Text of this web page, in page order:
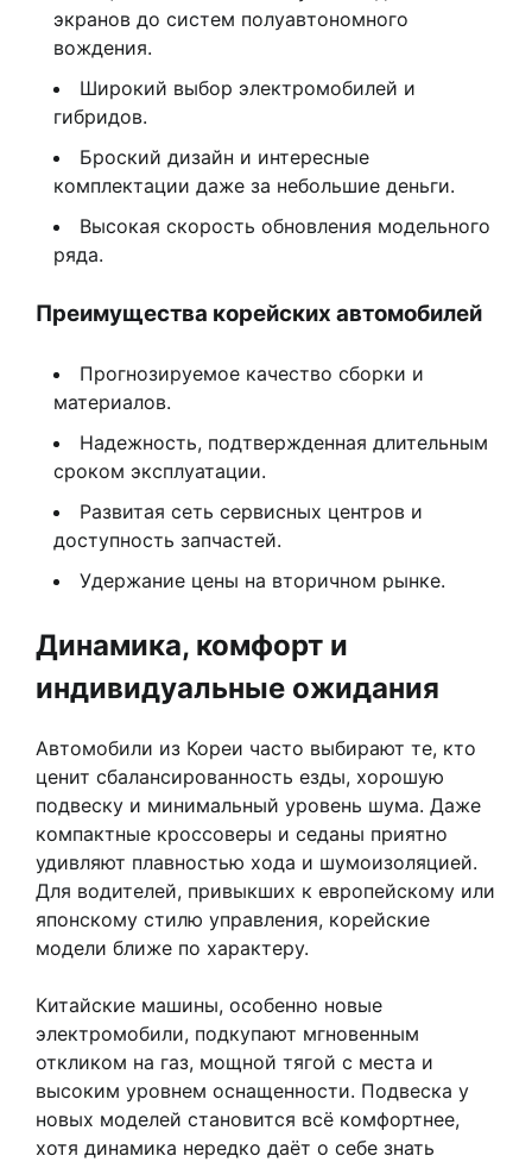
экранов до систем полуавтономного
вождения.
Широкий выбор электромобилей и
гибридов.
Броский дизайн и интересные
комплектации даже за небольшие деньги.
Высокая скорость обновления модельного
ряда.
Преимущества корейских автомобилей
Прогнозируемое качество сборки и
материалов.
Надежность, подтвержденная длительным
сроком эксплуатации.
Развитая сеть сервисных центров и
доступность запчастей.
Удержание цены на вторичном рынке.
Динамика, комфорт и
индивидуальные ожидания
Автомобили из Кореи часто выбирают те, кто
ценит сбалансированность езды, хорошую
подвеску и минимальный уровень шума. Даже
компактные кроссоверы и седаны приятно
удивляют плавностью хода и шумоизоляцией.
Для водителей, привыкших к европейскому или
японскому стилю управления, корейские
модели ближе по характеру.
Китайские машины, особенно новые
электромобили, подкупают мгновенным
откликом на газ, мощной тягой с места и
высоким уровнем оснащенности. Подвеска у
новых моделей становится всё комфортнее,
хотя динамика нередко даёт о себе знать